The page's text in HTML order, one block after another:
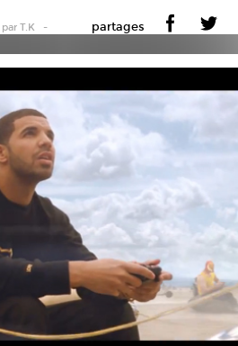
par T.K partages